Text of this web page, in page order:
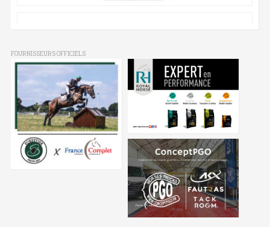
FOURNISSEURS OFFICIELS